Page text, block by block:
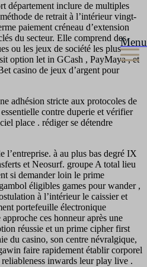
Menu
département inclure de multiples
de retrait à l’intérieur vingt-
paiement créneau d’extension
du secteur. Elle comprend des
ou les jeux de société les plus
option let in GCash , PayMaya , et
casino de jeux d’argent pour
adhésion stricte aux protocoles de
contre duperie et vérifier
place . rédiger se détendre
l’entreprise. à au plus bas degré IX
et Neosurf. groupe A total lieu
si demander loin le prime
éligibles games pour wander ,
à l’intérieur le caissier et
portefeuille électronique
ces honneur après une
réussie et un prime cipher first
du casino, son centre névralgique,
faire rapidement établir corporel
inwards leur play live .